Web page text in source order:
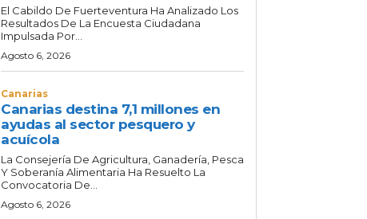
El Cabildo De Fuerteventura Ha Analizado Los
Resultados De La Encuesta Ciudadana
Impulsada Por...
Agosto 6, 2026
Canarias
Canarias destina 7,1 millones en
ayudas al sector pesquero y
acuícola
La Consejería De Agricultura, Ganadería, Pesca
Y Soberanía Alimentaria Ha Resuelto La
Convocatoria De...
Agosto 6, 2026